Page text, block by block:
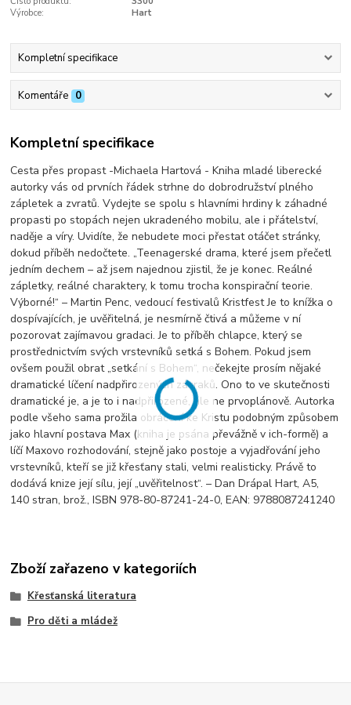
Výrobce:
Hart
Kompletní specifikace
Komentáře 0
Kompletní specifikace
Cesta přes propast -Michaela Hartová - Kniha mladé liberecké
autorky vás od prvních řádek strhne do dobrodružství plného
zápletek a zvratů. Vydejte se spolu s hlavními hrdiny k záhadné
propasti po stopách nejen ukradeného mobilu, ale i přátelství,
naděje a víry. Uvidíte, že nebudete moci přestat otáčet stránky,
dokud příběh nedočtete. „Teenagerské drama, které jsem přečetl
jedním dechem – až jsem najednou zjistil, že je konec. Reálné
zápletky, reálné charaktery, k tomu trocha konspirační teorie.
Výborné!“ – Martin Penc, vedoucí festivalů Kristfest Je to knížka o
dospívajících, je uvěřitelná, je nesmírně čtivá a můžeme v ní
pozorovat zajímavou gradaci. Je to příběh chlapce, který se
prostřednictvím svých vrstevníků setká s Bohem. Pokud jsem
ovšem použil obrat „setkání s Bohem“, nečekejte prosím nějaké
dramatické líčení nadpřirozených zázraků. Ono to ve skutečnosti
dramatické je, a je to i nadpřirozené, ale ne prvoplánově. Autorka
podle všeho sama prožila obrácení ke Kristu podobným způsobem
jako hlavní postava Max (kniha je psána převážně v ich-formě) a
líčí Maxovo rozhodování, stejně jako postoje a vyjadřování jeho
vrstevníků, kteří se již křesťany stali, velmi realisticky. Právě to
dodává knize její sílu, její „uvěřitelnost“. – Dan Drápal Hart, A5,
140 stran, brož., ISBN 978-80-87241-24-0, EAN: 9788087241240
Zboží zařazeno v kategoriích
Křesťanská literatura
Pro děti a mládež